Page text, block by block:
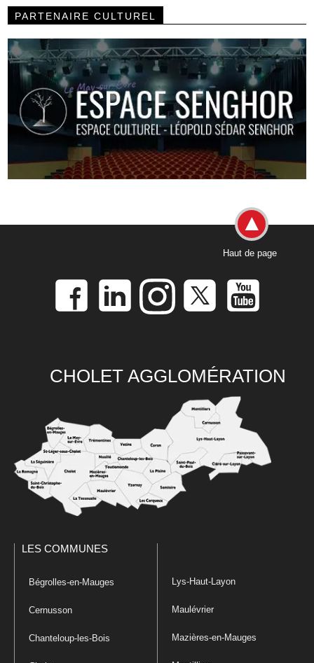
PARTENAIRE CULTUREL
Haut de page
CHOLET AGGLOMÉRATION
LES COMMUNES
Bégrolles-en-Mauges
Cernusson
Chanteloup-les-Bois
Lys-Haut-Layon
Maulévrier
Mazières-en-Mauges